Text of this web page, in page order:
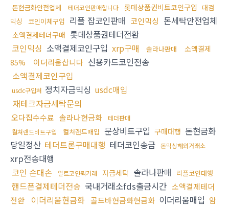
돈현금화안전업체 테더코인판매합니다 롯데상품권비트코인구입
대검
믹싱
코인이체구입 리플 잡코인판매 코인믹싱 돈세탁안전업체
소액결제테더구매 롯데상품권테더전환
코인믹싱 소액결제코인구입 xrp구매 솔라나판매
소액결제
85%
이더리움삽니다 신용카드코인전송
소액결제코인구입
usdc구입처 정치자금믹싱 usdc매입
재테크자금세탁문의
오다집수수료 솔라나현금화
테더판매
컬쳐랜드비트구입
컬쳐랜드매입 문상비트구입 구매대행 돈현금화
당일정산 테더트론구매대행 테더코인송금 돈믹싱해외거래소
xrp전송대행
코인 손대손
알트코인퀵거래 자금세탁 솔라나판매 리플코인대행
핸드폰결제테더전송 국내거래소fds출금시간 소액결제테더
전환
이더리움현금화 골드바현금화현금화 이더리움매입 암